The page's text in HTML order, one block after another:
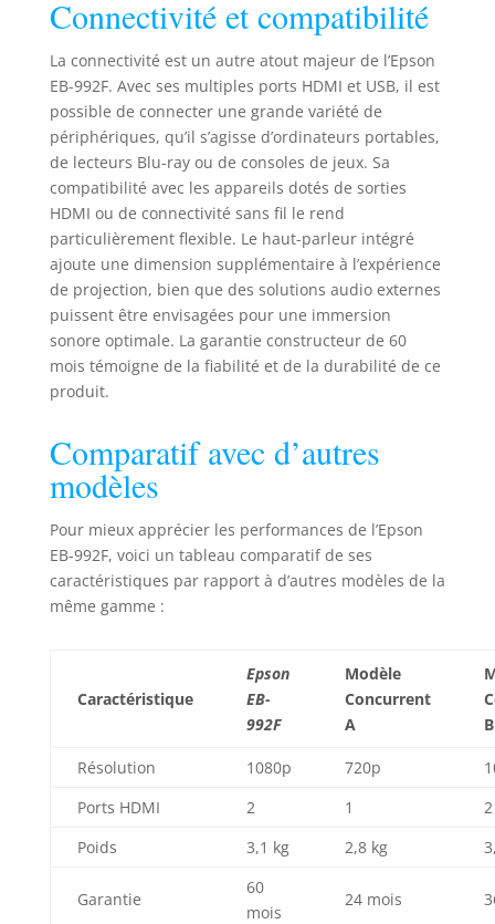
Connectivité et compatibilité
La connectivité est un autre atout majeur de l’Epson
EB-992F. Avec ses multiples ports HDMI et USB, il est
possible de connecter une grande variété de
périphériques, qu’il s’agisse d’ordinateurs portables,
de lecteurs Blu-ray ou de consoles de jeux. Sa
compatibilité avec les appareils dotés de sorties
HDMI ou de connectivité sans fil le rend
particulièrement flexible. Le haut-parleur intégré
ajoute une dimension supplémentaire à l’expérience
de projection, bien que des solutions audio externes
puissent être envisagées pour une immersion
sonore optimale. La garantie constructeur de 60
mois témoigne de la fiabilité et de la durabilité de ce
produit.
Comparatif avec d’autres
modèles
Pour mieux apprécier les performances de l’Epson
EB-992F, voici un tableau comparatif de ses
caractéristiques par rapport à d’autres modèles de la
même gamme :
Caractéristique
Epson
EB-
992F
Modèle
Concurrent
A
B
Résolution 1080p 720p
Ports HDMI
2 1
2
Poids
3,1 kg 2,8 kg
Garantie
60
mois
24 mois